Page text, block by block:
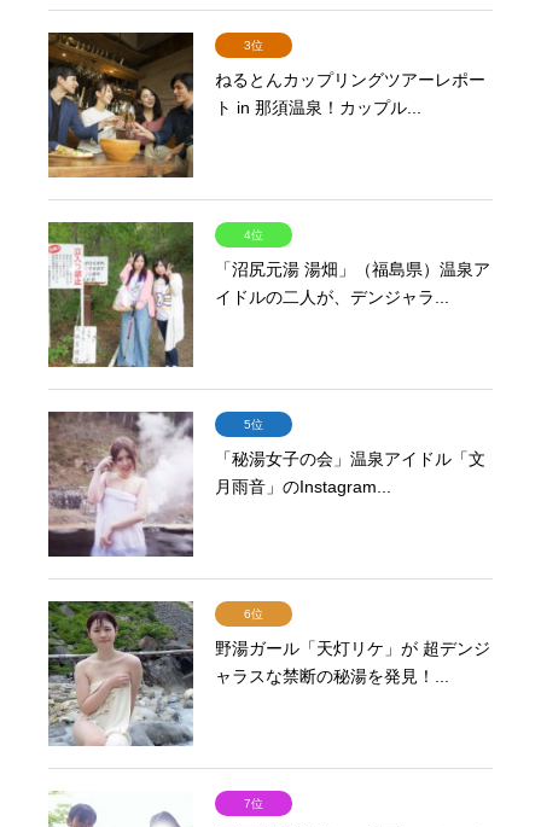
3位
ねるとんカップリングツアーレポー
ト in 那須温泉！カップル...
4位
「沼尻元湯 湯畑」（福島県）温泉ア
イドルの二人が、デンジャラ...
5位
「秘湯女子の会」温泉アイドル「文
月雨音」のInstagram...
6位
野湯ガール「天灯リケ」が 超デンジ
ャラスな禁断の秘湯を発見！...
7位